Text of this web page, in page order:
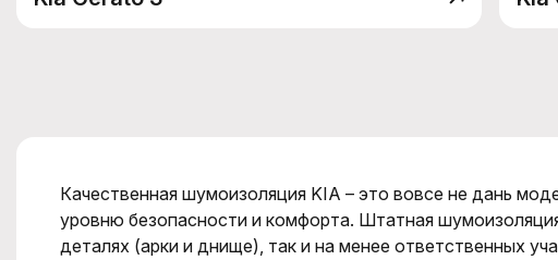
Качественная шумоизоляция KIA – это вовсе не дань
уровню безопасности и комфорта. Штатная
деталях (арки и днище), так и на менее ответственных